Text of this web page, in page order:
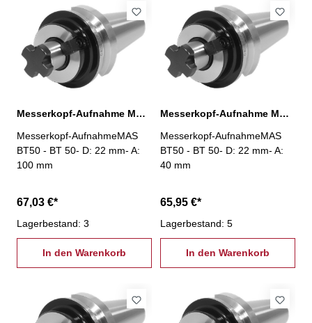
Messerkopf-Aufnahme MAS BT50, D:22 mm / A:100 mm
Messerkopf-AufnahmeMAS
BT50 - BT 50- D: 22 mm- A:
100 mm
67,03 €*
Lagerbestand: 3
In den Warenkorb
Messerkopf-Aufnahme MAS BT50, D:22 mm / A:40 mm
Messerkopf-AufnahmeMAS
BT50 - BT 50- D: 22 mm- A:
40 mm
65,95 €*
Lagerbestand: 5
In den Warenkorb